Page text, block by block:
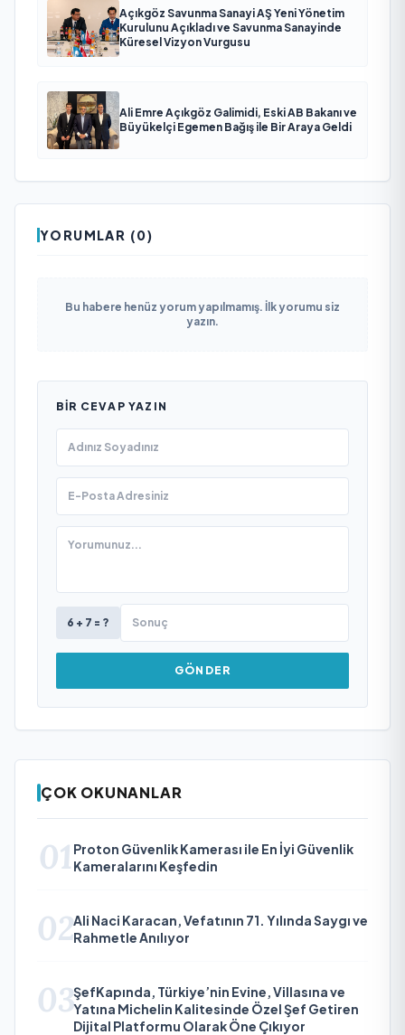
Açıkgöz Savunma Sanayi AŞ Yeni Yönetim
Kurulunu Açıkladı ve Savunma Sanayinde
Küresel Vizyon Vurgusu
Ali Emre Açıkgöz Galimidi, Eski AB Bakanı ve
Büyükelçi Egemen Bağış ile Bir Araya Geldi
YORUMLAR (0)
Bu habere henüz yorum yapılmamış. İlk yorumu siz
yazın.
BIR CEVAP YAZIN
6 + 7 = ?
GÖNDER
ÇOK OKUNANLAR
01 Proton Güvenlik Kamerası ile En İyi Güvenlik
Kameralarını Keşfedin
02Ali Naci Karacan, Vefatının 71. Yılında Saygı ve
Rahmetle Anılıyor
03ŞefKapında, Türkiye’nin Evine, Villasına ve
Yatına Michelin Kalitesinde Özel Şef Getiren
Dijital Platformu Olarak Öne Çıkıyor